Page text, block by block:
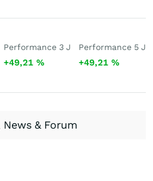
Performance 3 J
+49,21%
Performance 5 J
+49,21 %
& Forum